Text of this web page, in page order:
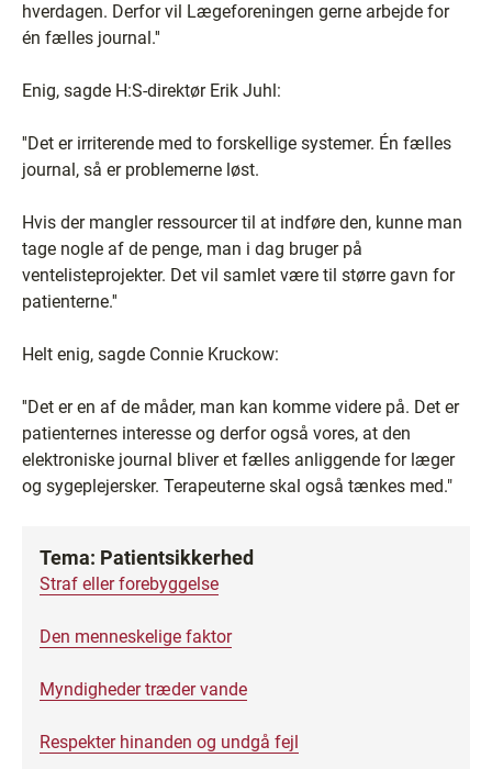
hverdagen. Derfor vil Lægeforeningen gerne arbejde for
én fælles journal.''
Enig, sagde H:S-direktør Erik Juhl:
''Det er irriterende med to forskellige systemer. Én fælles
journal, så er problemerne løst.
Hvis der mangler ressourcer til at indføre den, kunne man
tage nogle af de penge, man i dag bruger på
ventelisteprojekter. Det vil samlet være til større gavn for
patienterne.''
Helt enig, sagde Connie Kruckow:
''Det er en af de måder, man kan komme videre på. Det er
patienternes interesse og derfor også vores, at den
elektroniske journal bliver et fælles anliggende for læger
og sygeplejersker. Terapeuterne skal også tænkes med."
Tema: Patientsikkerhed
Straf eller forebyggelse
Den menneskelige faktor
Myndigheder træder vande
Respekter hinanden og undgå fejl